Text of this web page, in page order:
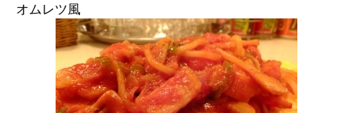
オムレツ風